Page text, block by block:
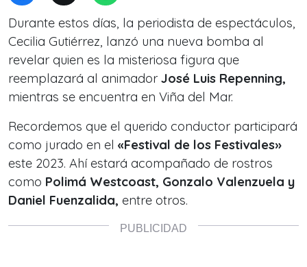
Durante estos días, la periodista de espectáculos,
Cecilia Gutiérrez, lanzó una nueva bomba al
revelar quien es la misteriosa figura que
reemplazará al animador José Luis Repenning,
mientras se encuentra en Viña del Mar.
Recordemos que el querido conductor participará
como jurado en el «Festival de los Festivales»
este 2023. Ahí estará acompañado de rostros
como Polimá Westcoast, Gonzalo Valenzuela y
Daniel Fuenzalida, entre otros.